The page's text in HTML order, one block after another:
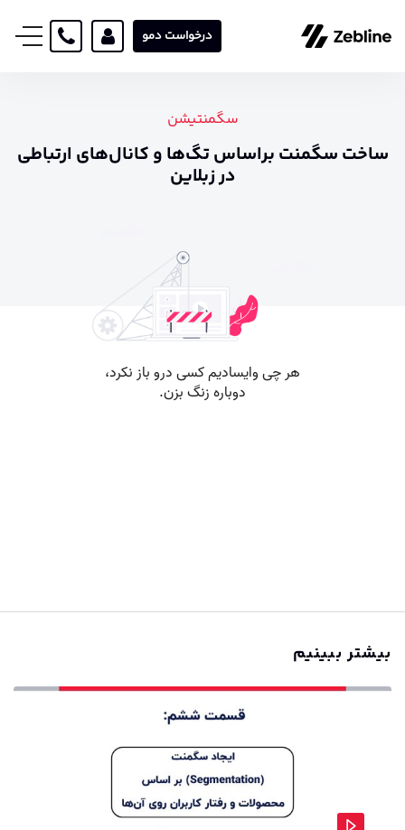
درخواست دمو
سگمنتیشن
ساخت سگمنت براساس تگ‌ها و کانال‌های ارتباطی
در زبلاین
بیشتر ببینیم